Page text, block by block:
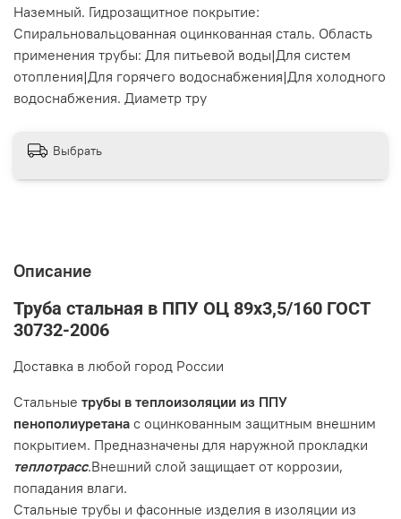
Наземный. Гидрозащитное покрытие:
Спиральновальцованная оцинкованная сталь. Область
применения трубы: Для питьевой воды|Для систем
отопления|Для горячего водоснабжения|Для холодного
водоснабжения. Диаметр тру
Выбрать
Описание
Труба стальная в ППУ ОЦ 89х3,5/160 ГОСТ
30732-2006
Доставка в любой город России
Стальные трубы в теплоизоляции из ППУ
пенополиуретана с оцинкованным защитным внешним
покрытием. Предназначены для наружной прокладки
теплотрасс.Внешний слой защищает от коррозии,
попадания влаги.
Стальные трубы и фасонные изделия в изоляции из